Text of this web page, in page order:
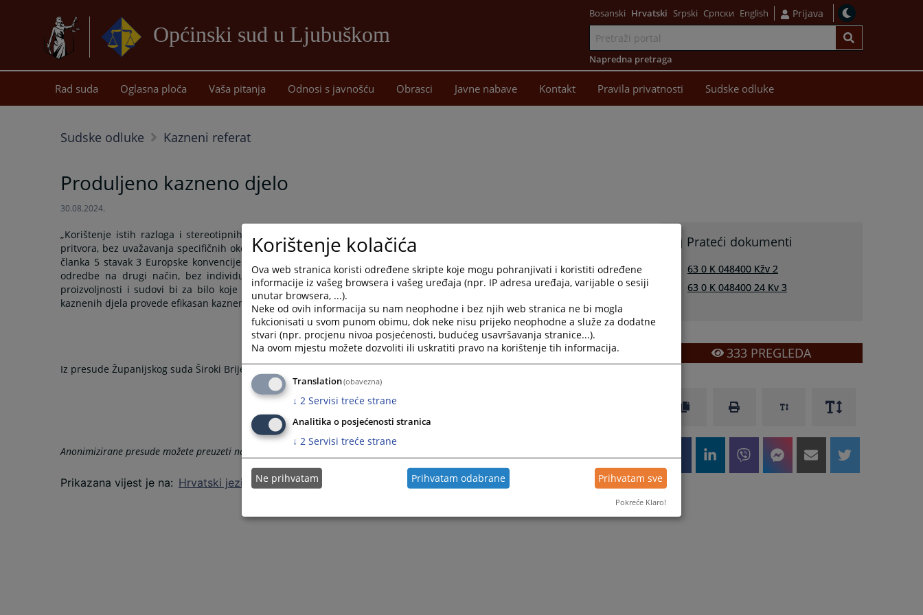
Općinski sud u Ljubuškom
sadržaj
Bosanski Hrvatski Srpski Српски English Prijava
Napredna pretraga
Rad suda Oglasna ploča Vaša pitanja Odnosi s javnošću Obrasci Javne nabave Kontakt Pravila privatnosti Sudske odluke
Sudske odluke Kazneni referat
Produljeno kazneno djelo
30.08.2024.
„Korištenje istih razloga i stereotipnih formulacija u prijedlozima za produženje pritvora i rješenjima o produženju
pritvora, bez uvažavanja specifičnih okolnosti konkretnog slučaja koje zahtijeva kontinuirani pritvor, predstavlja kršenje
članka 5 stavak 3 Europske konvencije o ljudskim pravima i temeljnim slobodama, pa bi tumačenje citirane zakonske
odredbe na drugi način, bez individualizacije naročitih okolnosti iz točke c) članka 146 stavak 1 ZKP FBiH, vodilo
proizvoljnosti i sudovi bi za bilo koje kazneno djelo produžavali pritvor, umjesto da se protiv osoba sklonih vršenju
kaznenih djela provede efikasan kazneni postupak i istima izrekne kazna.“
Iz presude Županijskog suda Široki Brijeg
Anonimizirane presude možete preuzeti na linku sa desne strane
Prikazana vijest je na: Hrvatski jezik
Prateći dokumenti
63 0 K 048400 Kžv 2
63 0 K 048400 24 Kv 3
333PREGLEDA
Korištenje kolačića
Ova web stranica koristi određene skripte koje mogu pohranjivati i koristiti određene
informacije iz vašeg browsera i vašeg uređaja (npr. IP adresa uređaja, varijable o sesiji
unutar browsera, ...).
Neke od ovih informacija su nam neophodne i bez njih web stranica ne bi mogla
fukcionisati u svom punom obimu, dok neke nisu prijeko neophodne a služe za dodatne
stvari (npr. procjenu nivoa posjećenosti, budućeg usavršavanja stranice...).
Na ovom mjestu možete dozvoliti ili uskratiti pravo na korištenje tih informacija.
Translation(obavezna)
↓ 2 Servisi treće strane
Analitika o posjećenosti stranica
↓ 2 Servisi treće strane
Ne prihvatam Prihvatam odabrane Prihvatam sve
Pokreće Klaro!